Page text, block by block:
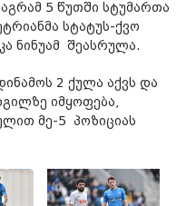
5 წუთში სტუმართა
სტატუს-ქვო
ნინუამ შეასრულა.
2 ქულა აქვს და
იმყოფება,
მე-5 პოზიციას